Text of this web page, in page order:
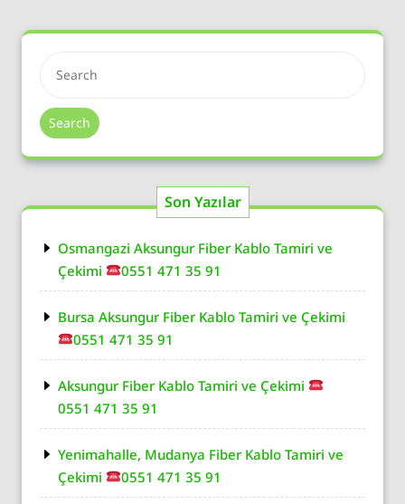
Search
Son Yazılar
Osmangazi Aksungur Fiber Kablo Tamiri ve
Çekimi
0551 471 35 91
Bursa Aksungur Fiber Kablo Tamiri ve Çekimi
0551 471 35 91
Aksungur Fiber Kablo Tamiri ve Çekimi
0551 471 35 91
Yenimahalle, Mudanya Fiber Kablo Tamiri ve
Çekimi
0551 471 35 91